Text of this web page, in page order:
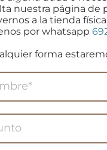
nuestra página de
a la tienda
por whatsapp
forma